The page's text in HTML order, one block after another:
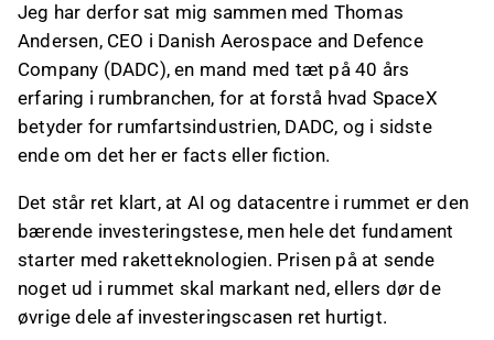
Jeg har derfor sat mig sammen med Thomas
Andersen, CEO i Danish Aerospace and Defence
Company (DADC), en mand med tæt på 40 års
erfaring i rumbranchen, for at forstå hvad SpaceX
betyder for rumfartsindustrien, DADC, og i sidste
ende om det her er facts eller fiction.
Det står ret klart, at AI og datacentre i rummet er den
bærende investeringstese, men hele det fundament
starter med raketteknologien. Prisen på at sende
noget ud i rummet skal markant ned, ellers dør de
øvrige dele af investeringscasen ret hurtigt.